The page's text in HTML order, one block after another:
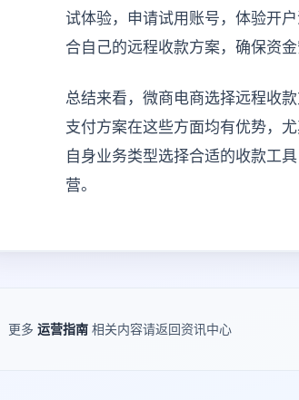
试体验，申请试用账号，体验开
合自己的远程收款方案，确保资金
总结来看，微商电商选择远程收
支付方案在这些方面均有优势，
自身业务类型选择合适的收款工
营。
更多 运营指南 相关内容请返回资讯中心